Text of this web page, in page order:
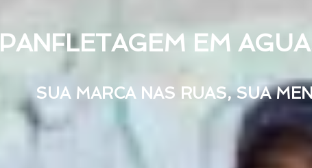
PANFLETAGEM EM
SUA MARCA NAS RUAS, SUA